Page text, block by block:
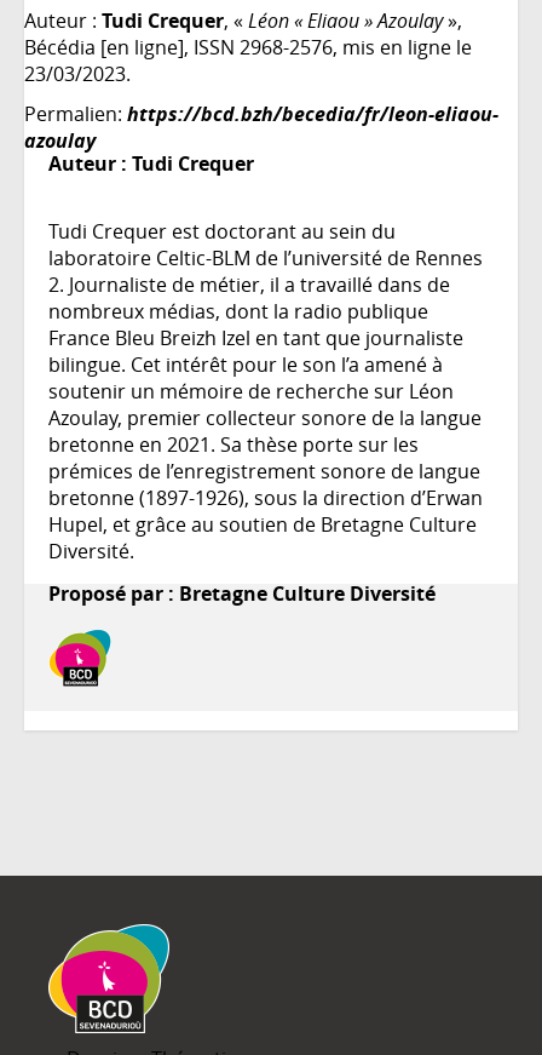
Auteur : Tudi Crequer, «Léon « Eliaou » Azoulay»,
Bécédia [en ligne], ISSN 2968-2576, mis en ligne le
23/03/2023.
Permalien: https://bcd.bzh/becedia/fr/leon-eliaou-
azoulay
Auteur : Tudi Crequer
Tudi Crequer est doctorant au sein du
laboratoire Celtic-BLM de l’université de Rennes
2. Journaliste de métier, il a travaillé dans de
nombreux médias, dont la radio publique
France Bleu Breizh Izel en tant que journaliste
bilingue. Cet intérêt pour le son l’a amené à
soutenir un mémoire de recherche sur Léon
Azoulay, premier collecteur sonore de la langue
bretonne en 2021. Sa thèse porte sur les
prémices de l’enregistrement sonore de langue
bretonne (1897-1926), sous la direction d’Erwan
Hupel, et grâce au soutien de Bretagne Culture
Diversité.
Proposé par : Bretagne Culture Diversité